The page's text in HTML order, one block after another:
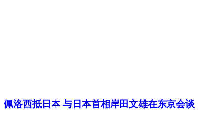
佩洛西抵日本 与日本首相岸田文雄在东京会谈